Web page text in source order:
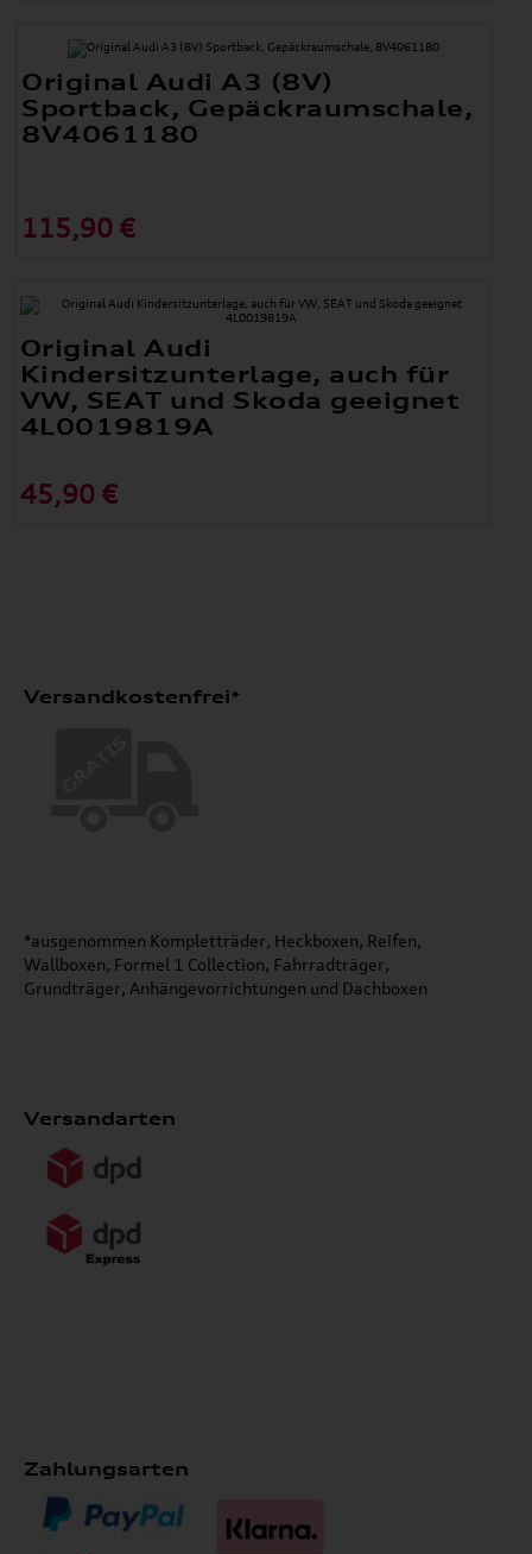
Original Audi A3 (8V)
Sportback, Gepäckraumschale,
8V4061180
115,90 €
Original Audi
Kindersitzunterlage, auch für
VW, SEAT und Skoda geeignet
4L0019819A
45,90 €
Versandkostenfrei*
*ausgenommen Kompletträder, Heckboxen, Reifen,
Wallboxen, Formel 1 Collection, Fahrradträger,
Grundträger, Anhängevorrichtungen und Dachboxen
Versandarten
Zahlungsarten